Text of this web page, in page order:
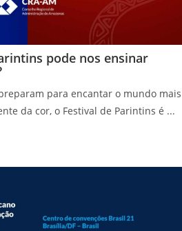
pode nos ensinar
para encantar o mundo mais
da cor, o Festival de Parintins é ...